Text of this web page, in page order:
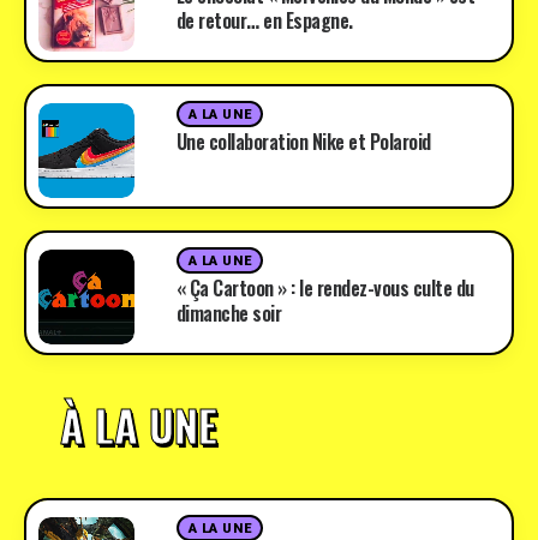
de retour… en Espagne.
A LA UNE
Une collaboration Nike et Polaroid
A LA UNE
« Ça Cartoon » : le rendez-vous culte du
dimanche soir
À LA UNE
A LA UNE